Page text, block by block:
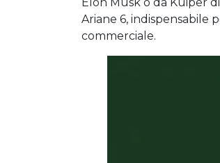
Ariane 6, indispensabile
commerciale.